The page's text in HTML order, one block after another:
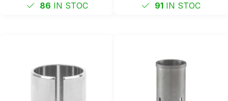
86 IN STOC 91 IN STOC